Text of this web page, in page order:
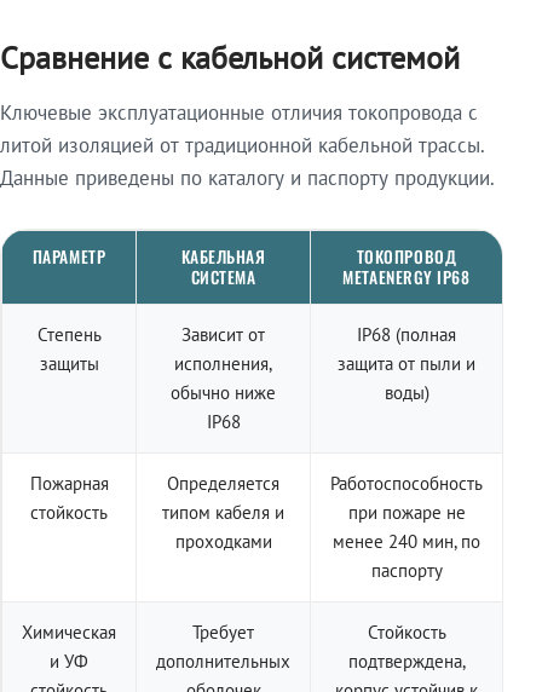
Сравнение с кабельной системой
Ключевые эксплуатационные отличия токопровода с
литой изоляцией от традиционной кабельной трассы.
Данные приведены по каталогу и паспорту продукции.
ПАРАМЕТР
КАБЕЛЬНАЯ
СИСТЕМА
ТОКОПРОВОД
METAENERGY IP68
Степень
защиты
Зависит от
исполнения,
обычно ниже
IP68
IP68 (полная
защита от пыли и
воды)
Пожарная
стойкость
Определяется
типом кабеля и
проходками
Работоспособность
при пожаре не
менее 240 мин, по
паспорту
Химическая
и УФ
Требует
дополнительных
Стойкость
подтверждена,